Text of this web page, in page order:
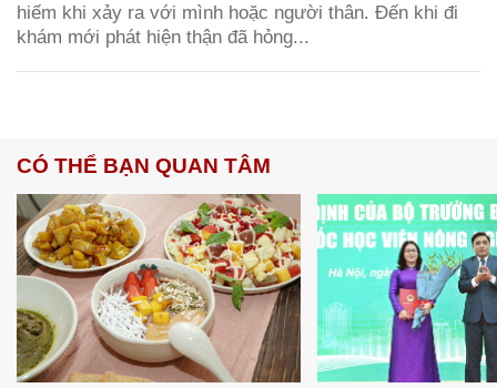
hiếm khi xảy ra với mình hoặc người thân. Đến khi đi
khám mới phát hiện thận đã hỏng...
CÓ THỂ BẠN QUAN TÂM